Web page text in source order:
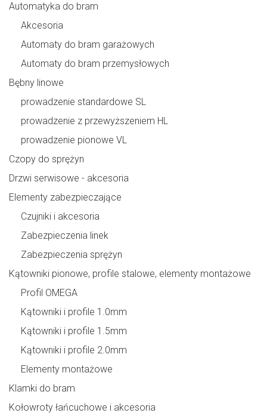
Automatyka do bram
Akcesoria
Automaty do bram garażowych
Automaty do bram przemysłowych
Bębny linowe
prowadzenie standardowe SL
prowadzenie z przewyższeniem HL
prowadzenie pionowe VL
Czopy do sprężyn
Drzwi serwisowe - akcesoria
Elementy zabezpieczające
Czujniki i akcesoria
Zabezpieczenia linek
Zabezpieczenia sprężyn
Kątowniki pionowe, profile stalowe, elementy montażowe
Profil OMEGA
Kątowniki i profile 1.0mm
Kątowniki i profile 1.5mm
Kątowniki i profile 2.0mm
Elementy montażowe
Klamki do bram
Kołowroty łańcuchowe i akcesoria